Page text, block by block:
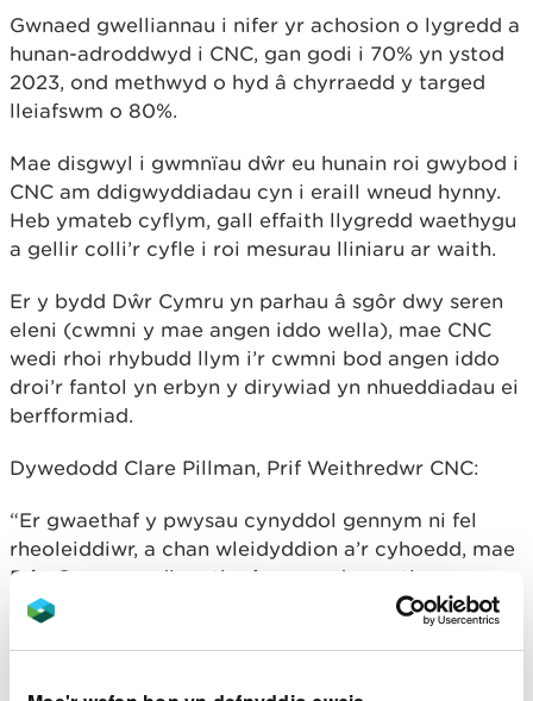
Gwnaed gwelliannau i nifer yr achosion o lygredd a
hunan-adroddwyd i CNC, gan godi i 70% yn ystod
2023, ond methwyd o hyd â chyrraedd y targed
lleiafswm o 80%.
Mae disgwyl i gwmnïau dŵr eu hunain roi gwybod i
CNC am ddigwyddiadau cyn i eraill wneud hynny.
Heb ymateb cyflym, gall effaith llygredd waethygu
a gellir colli’r cyfle i roi mesurau lliniaru ar waith.
Er y bydd Dŵr Cymru yn parhau â sgôr dwy seren
eleni (cwmni y mae angen iddo wella), mae CNC
wedi rhoi rhybudd llym i’r cwmni bod angen iddo
droi’r fantol yn erbyn y dirywiad yn nhueddiadau ei
berfformiad.
Dywedodd Clare Pillman, Prif Weithredwr CNC:
“Er gwaethaf y pwysau cynyddol gennym ni fel
rheoleiddiwr, a chan wleidyddion a’r cyhoedd, mae
Dŵr Cymru wedi methu â gwneud y math o
welliannau yr ydym yn eu dymuno ac yn disgwyl eu